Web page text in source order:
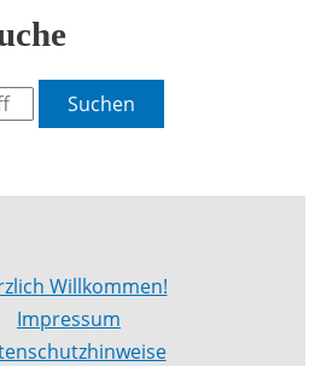
Suchen
Willkommen!
Impressum